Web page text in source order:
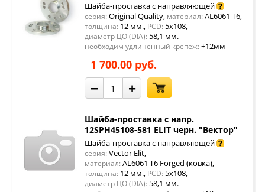
Шайба-проставка с направляющей
серия: Original Quality, материал: AL6061-T6,
толщина: 12 мм., PCD: 5x108,
диаметр ЦО (DIA): 58,1 мм.
необходим удлиненный крепеж: +12мм
1 700.00 руб.
− +
Шайба-проставка с напр.
12SPH45108-581 ELIT черн. "Вектор"
Шайба-проставка с направляющей
серия: Vector Elit,
материал: AL6061-T6 Forged (ковка),
толщина: 12 мм., PCD: 5x108,
диаметр ЦО (DIA): 58,1 мм.